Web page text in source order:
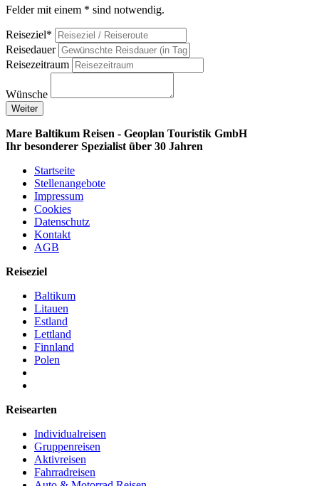
Felder mit einem * sind notwendig.
Reiseziel*
Reisedauer
Reisezeitraum
Wünsche
Weiter
Mare Baltikum Reisen - Geoplan Touristik GmbH
Ihr besonderer Spezialist über 30 Jahren
Startseite
Stellenangebote
Impressum
Cookies
Datenschutz
Kontakt
AGB
Reiseziel
Baltikum
Litauen
Estland
Lettland
Finnland
Polen
Reisearten
Individualreisen
Gruppenreisen
Aktivreisen
Fahrradreisen